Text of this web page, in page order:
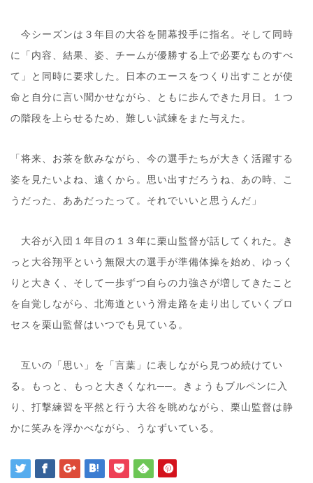
今シーズンは３年目の大谷を開幕投手に指名。そして同時
に「内容、結果、姿、チームが優勝する上で必要なものすべ
て」と同時に要求した。日本のエースをつくり出すことが使
命と自分に言い聞かせながら、ともに歩んできた月日。１つ
の階段を上らせるため、難しい試練をまた与えた。
「将来、お茶を飲みながら、今の選手たちが大きく活躍する
姿を見たいよね、遠くから。思い出すだろうね、あの時、こ
うだった、ああだったって。それでいいと思うんだ」
大谷が入団１年目の１３年に栗山監督が話してくれた。き
っと大谷翔平という無限大の選手が準備体操を始め、ゆっく
りと大きく、そして一歩ずつ自らの力強さが増してきたこと
を自覚しながら、北海道という滑走路を走り出していくプロ
セスを栗山監督はいつでも見ている。
互いの「思い」を「言葉」に表しながら見つめ続けてい
る。もっと、もっと大きくなれ──。きょうもブルペンに入
り、打撃練習を平然と行う大谷を眺めながら、栗山監督は静
かに笑みを浮かべながら、うなずいている。